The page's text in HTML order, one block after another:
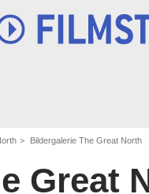
Bildergalerie The Great North
Great